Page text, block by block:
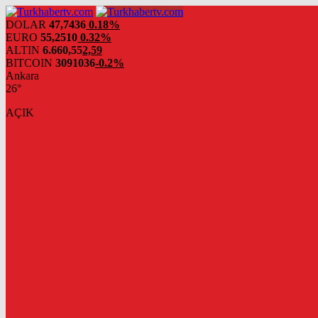
DOLAR 47,7436 0.18%
EURO 55,2510 0.32%
ALTIN 6.660,552,59
BITCOIN 3091036-0.2%
Ankara
26°
AÇIK